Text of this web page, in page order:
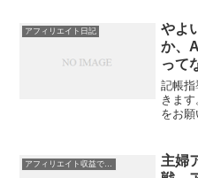
ら、
報酬
アフィリエイト日記
やよ
か、
って
記帳指
きま
をお
理した
しか
主婦